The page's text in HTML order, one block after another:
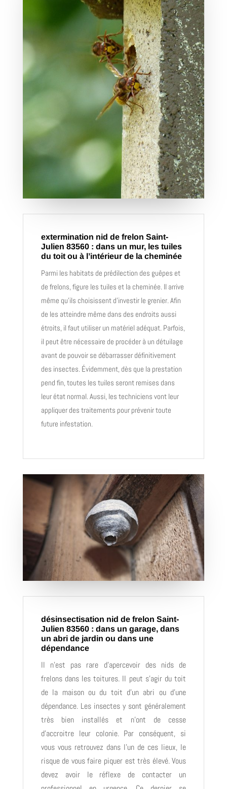
extermination nid de frelon Saint-
Julien 83560 : dans un mur, les tuiles
du toit ou à l’intérieur de la cheminée
Parmi les habitats de prédilection des guêpes et
de frelons, figure les tuiles et la cheminée. Il arrive
même qu’ils choisissent d’investir le grenier. Afin
de les atteindre même dans des endroits aussi
étroits, il faut utiliser un matériel adéquat. Parfois,
il peut être nécessaire de procéder à un détuilage
avant de pouvoir se débarrasser définitivement
des insectes. Évidemment, dès que la prestation
pend fin, toutes les tuiles seront remises dans
leur état normal. Aussi, les techniciens vont leur
appliquer des traitements pour prévenir toute
future infestation.
désinsectisation nid de frelon Saint-
Julien 83560 : dans un garage, dans
un abri de jardin ou dans une
dépendance
Il n’est pas rare d’apercevoir des nids de
frelons dans les toitures. Il peut s’agir du toit
de la maison ou du toit d’un abri ou d’une
dépendance. Les insectes y sont généralement
très bien installés et n’ont de cesse
d’accroitre leur colonie. Par conséquent, si
vous vous retrouvez dans l’un de ces lieux, le
risque de vous faire piquer est très élevé. Vous
devez avoir le réflexe de contacter un